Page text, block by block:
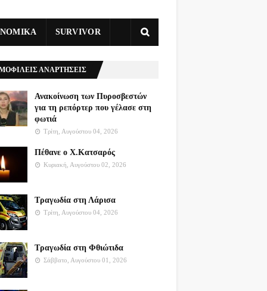
SURVIVOR
ΑΝΑΡΤΗΣΕΙΣ
Ανακοίνωση των Πυροσβεστών
για τη ρεπόρτερ που γέλασε στη
φωτιά
Τρίτη, Αυγούστου 04, 2026
Πέθανε ο Χ.Κατσαρός
Κυριακή, Αυγούστου 02, 2026
Τραγωδία στη Λάρισα
Τρίτη, Αυγούστου 04, 2026
Τραγωδία στη Φθιώτιδα
Σάββατο, Αυγούστου 01, 2026